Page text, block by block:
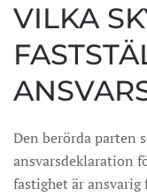
VILKA
Den berörda parten
ansvarsdeklaration
fastighet är